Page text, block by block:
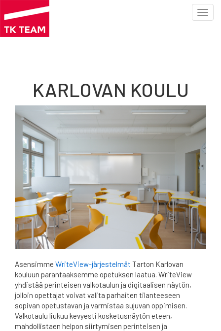
Hyppää
KARLOVAN KOULU
Asensimme WriteView-järjestelmät Tarton Karlovan
kouluun parantaaksemme opetuksen laatua. WriteView
yhdistää perinteisen valkotaulun ja digitaalisen näytön,
jolloin opettajat voivat valita parhaiten tilanteeseen
sopivan opetustavan ja varmistaa sujuvan oppimisen.
Valkotaulu liukuu kevyesti kosketusnäytön eteen,
mahdollistaen helpon siirtymisen perinteisen ja